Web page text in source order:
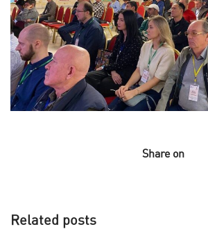
Share on
Related posts